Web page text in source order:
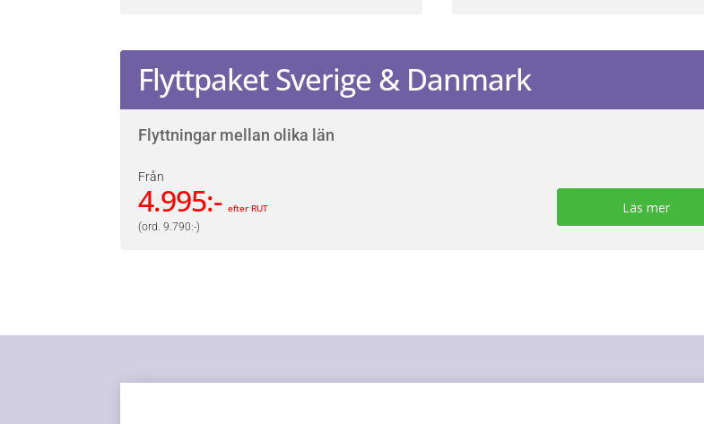
Flyttpaket Sverige & Danmark
Flyttningar mellan olika län
Från
4.995:-efter RUT Läs mer
(ord. 9.790:-)